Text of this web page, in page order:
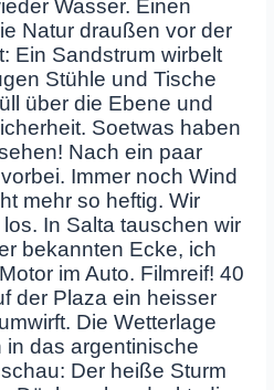
Wasser. Einen
Natur draußen vor der
Ein Sandstrum wirbelt
Stühle und Tische
über die Ebene und
Soetwas haben
Nach ein paar
Immer noch Wind
mehr so heftig. Wir
In Salta tauschen wir
bekannten Ecke, ich
im Auto. Filmreif! 40
der Plaza ein heisser
Die Wetterlage
in das argentinische
Der heiße Sturm